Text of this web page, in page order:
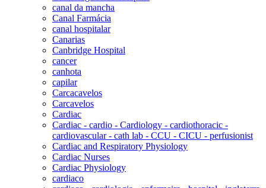
canal da mancha
Canal Farmácia
canal hospitalar
Canarias
Canbridge Hospital
cancer
canhota
capilar
Carcacavelos
Carcavelos
Cardiac
Cardiac - cardio - Cardiology - cardiothoracic -
cardiovascular - cath lab - CCU - CICU - perfusionist
Cardiac and Respiratory Physiology
Cardiac Nurses
Cardiac Physiology
cardiaco